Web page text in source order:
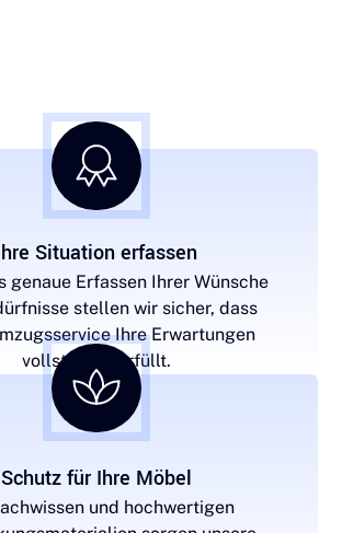
Situation erfassen
genaue Erfassen Ihrer Wünsche
stellen wir sicher, dass
Ihre Erwartungen
vollständig erfüllt.
Schutz für Ihre Möbel
und hochwertigen